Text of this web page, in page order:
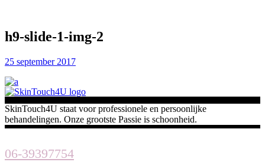
h9-slide-1-img-2
25 september 2017
SkinTouch4U staat voor professionele en persoonlijke
behandelingen. Onze grootste Passie is schoonheid.
06-39397754